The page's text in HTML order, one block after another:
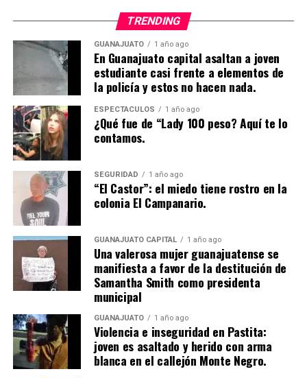
TRENDING
GUANAJUATO 1 año ago
En Guanajuato capital asaltan a joven
estudiante casi frente a elementos de
la policía y estos no hacen nada.
ESPECTÁCULOS 1 año ago
¿Qué fue de “Lady 100 peso? Aquí te lo
contamos.
SEGURIDAD 1 año ago
“El Castor”: el miedo tiene rostro en la
colonia El Campanario.
GUANAJUATO CAPITAL 1 año ago
Una valerosa mujer guanajuatense se
manifiesta a favor de la destitución de
Samantha Smith como presidenta
municipal
GUANAJUATO 1 año ago
Violencia e inseguridad en Pastita:
joven es asaltado y herido con arma
blanca en el callejón Monte Negro.